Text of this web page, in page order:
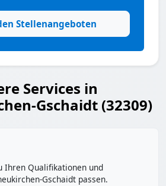
Stellenangeboten
Services in
Gschaidt (32309)
Ihren Qualifikationen und
Gschaidt passen.